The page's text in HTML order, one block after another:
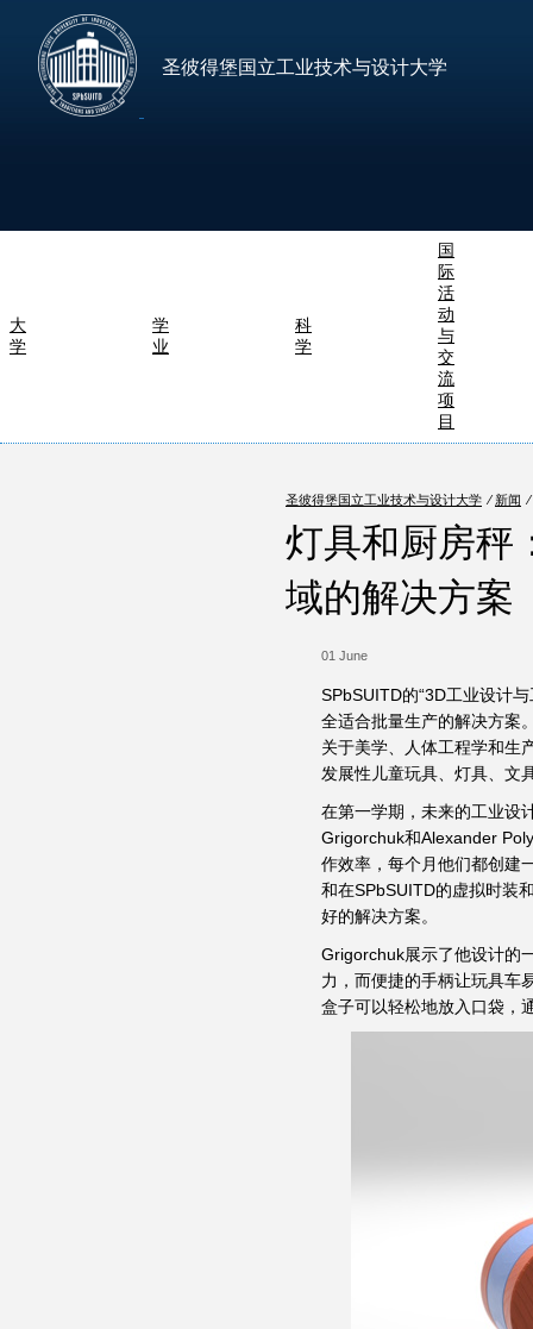
圣彼得堡国立工业技术与设计大学
大
学
学
业
科
学
国
际
活
动
与
交
流
项
目
圣彼得堡国立工业技术与设计大学 ⁄ 新闻 ⁄
灯具和厨房秤
域的解决方案
01 June
SPbSUITD的“3D工业设计
全适合批量生产的解决方案
关于美学、人体工程学和生
发展性儿童玩具、灯具、文
在第一学期，未来的工业设
Grigorchuk和Alexander
作效率，每个月他们都创建
和在SPbSUITD的虚拟时装
好的解决方案。
Grigorchuk展示了他设计的
力，而便捷的手柄让玩具车
盒子可以轻松地放入口袋，